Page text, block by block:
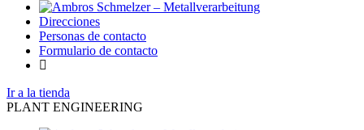
Direcciones
Personas de contacto
Formulario de contacto
Ir a la tienda
PLANT ENGINEERING